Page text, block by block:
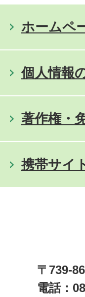
ホームペ
個人情報
著作権・
携帯サイ
〒739-
電話：